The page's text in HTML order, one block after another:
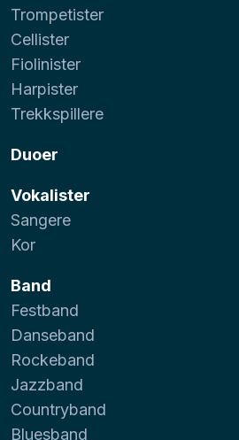
Trompetister
Cellister
Fiolinister
Harpister
Trekkspillere
Duoer
Vokalister
Sangere
Kor
Band
Festband
Danseband
Rockeband
Jazzband
Countryband
Bluesband